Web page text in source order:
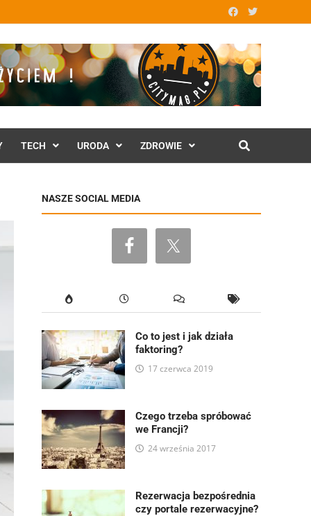
TECH URODA ZDROWIE
NASZE SOCIAL MEDIA
Co to jest i jak działa
faktoring?
17 czerwca 2019
Czego trzeba spróbować
we Francji?
24 września 2017
Rezerwacja bezpośrednia
czy portale rezerwacyjne?